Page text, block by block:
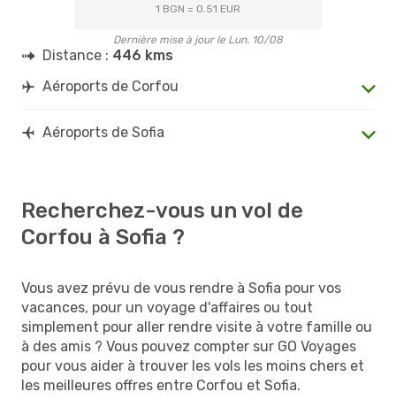
1 BGN = 0.51 EUR
Dernière mise à jour le Lun. 10/08
Distance : 446 kms
Aéroports de Corfou
Aéroports de Sofia
Recherchez-vous un vol de
Corfou à Sofia ?
Vous avez prévu de vous rendre à Sofia pour vos
vacances, pour un voyage d'affaires ou tout
simplement pour aller rendre visite à votre famille ou
à des amis ? Vous pouvez compter sur GO Voyages
pour vous aider à trouver les vols les moins chers et
les meilleures offres entre Corfou et Sofia.